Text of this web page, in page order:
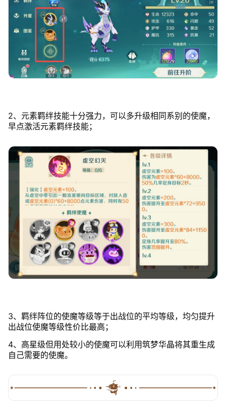
2、元素羁绊技能十分强力，可以多升级相同系别的使魔，
早点激活元素羁绊技能；
3、羁绊阵位的使魔等级等于出战位的平均等级，均匀提升
出战位使魔等级性价比最高；
4、高星级但用处较小的使魔可以利用筑梦华晶将其重生成
自己需要的使魔。